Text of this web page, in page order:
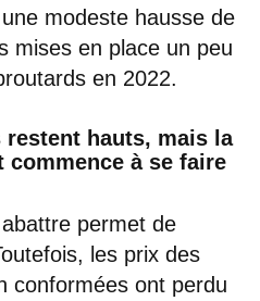
modeste hausse de
mises en place un peu
en 2022.
restent hauts, mais la
commence à se faire
permet de
les prix des
conformées ont perdu